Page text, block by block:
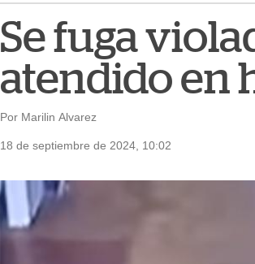
Se fuga
atendido en
Por Marilin Alvarez
18 de septiembre de 2024, 10:02